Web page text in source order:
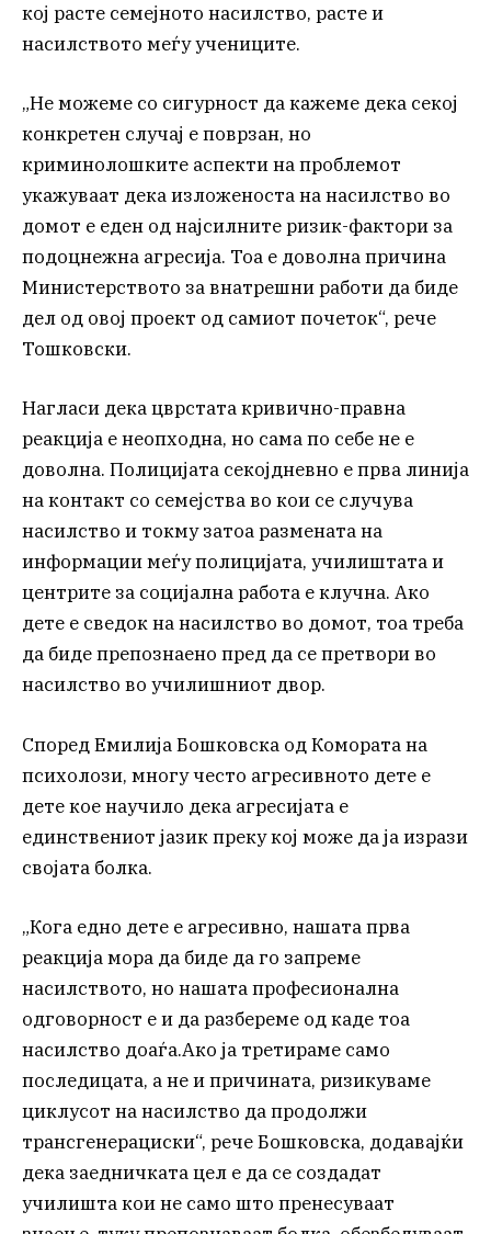
кој расте семејното насилство, расте и
насилството меѓу учениците.
„Не можеме со сигурност да кажеме дека секој
конкретен случај е поврзан, но
криминолошките аспекти на проблемот
укажуваат дека изложеноста на насилство во
домот е еден од најсилните ризик-фактори за
подоцнежна агресија. Тоа е доволна причина
Министерството за внатрешни работи да биде
дел од овој проект од самиот почеток“, рече
Тошковски.
Нагласи дека цврстата кривично-правна
реакција е неопходна, но сама по себе не е
доволна. Полицијата секојдневно е прва линија
на контакт со семејства во кои се случува
насилство и токму затоа размената на
информации меѓу полицијата, училиштата и
центрите за социјална работа е клучна. Ако
дете е сведок на насилство во домот, тоа треба
да биде препознаено пред да се претвори во
насилство во училишниот двор.
Според Емилија Бошковска од Комората на
психолози, многу често агресивното дете е
дете кое научило дека агресијата е
единствениот јазик преку кој може да ја изрази
својата болка.
„Кога едно дете е агресивно, нашата прва
реакција мора да биде да го запреме
насилството, но нашата професионална
одговорност е и да разбереме од каде тоа
насилство доаѓа.Ако ја третираме само
последицата, а не и причината, ризикуваме
циклусот на насилство да продолжи
трансгенерациски“, рече Бошковска, додавајќи
дека заедничката цел е да се создадат
училишта кои не само што пренесуваат